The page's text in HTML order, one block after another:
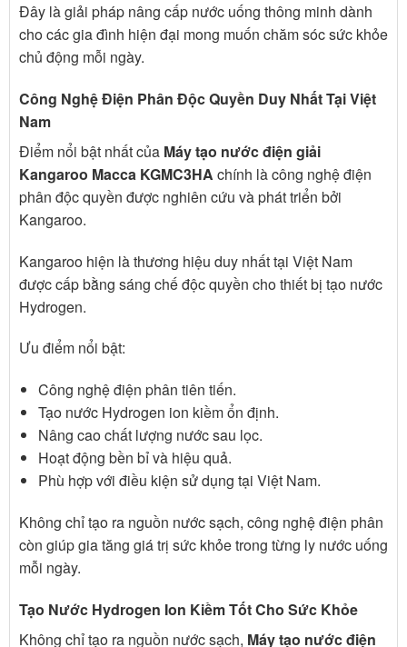
Đây là giải pháp nâng cấp nước uống thông minh dành
cho các gia đình hiện đại mong muốn chăm sóc sức khỏe
chủ động mỗi ngày.
Công Nghệ Điện Phân Độc Quyền Duy Nhất Tại Việt
Nam
Điểm nổi bật nhất của Máy tạo nước điện giải
Kangaroo Macca KGMC3HA chính là công nghệ điện
phân độc quyền được nghiên cứu và phát triển bởi
Kangaroo.
Kangaroo hiện là thương hiệu duy nhất tại Việt Nam
được cấp bằng sáng chế độc quyền cho thiết bị tạo nước
Hydrogen.
Ưu điểm nổi bật:
Công nghệ điện phân tiên tiến.
Tạo nước Hydrogen ion kiềm ổn định.
Nâng cao chất lượng nước sau lọc.
Hoạt động bền bỉ và hiệu quả.
Phù hợp với điều kiện sử dụng tại Việt Nam.
Không chỉ tạo ra nguồn nước sạch, công nghệ điện phân
còn giúp gia tăng giá trị sức khỏe trong từng ly nước uống
mỗi ngày.
Tạo Nước Hydrogen Ion Kiềm Tốt Cho Sức Khỏe
Không chỉ tạo ra nguồn nước sạch, Máy tạo nước điện